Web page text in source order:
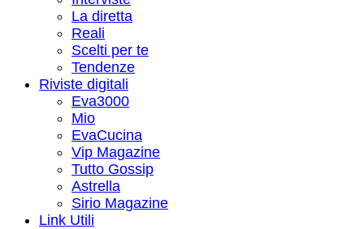
La diretta
Reali
Scelti per te
Tendenze
Riviste digitali
Eva3000
Mio
EvaCucina
Vip Magazine
Tutto Gossip
Astrella
Sirio Magazine
Link Utili